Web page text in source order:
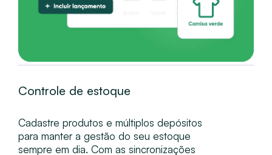
Controle de estoque
Cadastre produtos e múltiplos depósitos
para manter a gestão do seu estoque
sempre em dia. Com as sincronizações